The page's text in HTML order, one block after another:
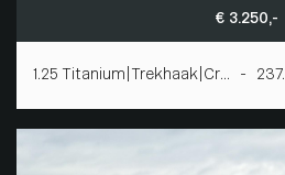
€ 3.250,-
1.25 Titanium|Trekhaak|Cr... -